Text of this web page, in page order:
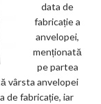
data de
fabricație a
anvelopei,
menționată
pe partea
vârsta anvelopei
de fabricație, iar